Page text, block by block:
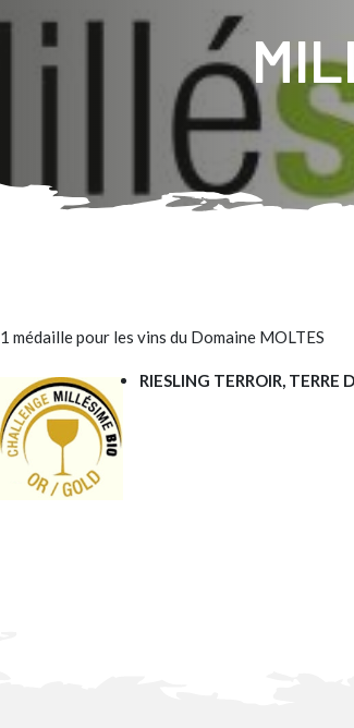
1 médaille pour les vins du Domaine MOLTES
RIESLING TERROIR, TERRE